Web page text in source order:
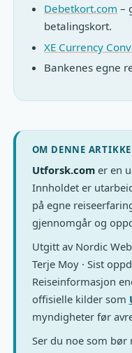
Debetkort.com –
betalingskort.
XE Currency
Bankenes egne
OM DENNE
Utforsk.comer en
Innholdet er
på egne
gjennomgår og
Utgitt av Nordic
Terje Moy · Sist
Reiseinformasjon
offisielle kilder som
myndigheter før
Ser du noe som bør